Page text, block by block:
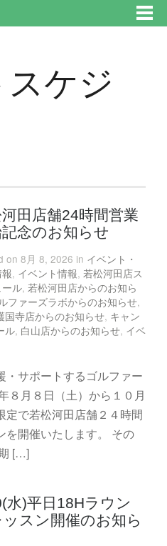
ケジ
田店舗24時間営業
念のお知らせ
on 8月 8, 2026 in イベント・
, イベント情報, 若松河田店ス
ル, 若松河田店からのお知ら
ファーズラボからのお知らせ,
国寺店からのお知らせ, キャン
ル, 白山店からのお知らせ, イベ
・サポートするゴルファー
８月８日（土）から１０月
定で若松河田店舗２４時間
を開催いたします。 その
[…]
水)平日18Hラウン
ッスン開催のお知ら